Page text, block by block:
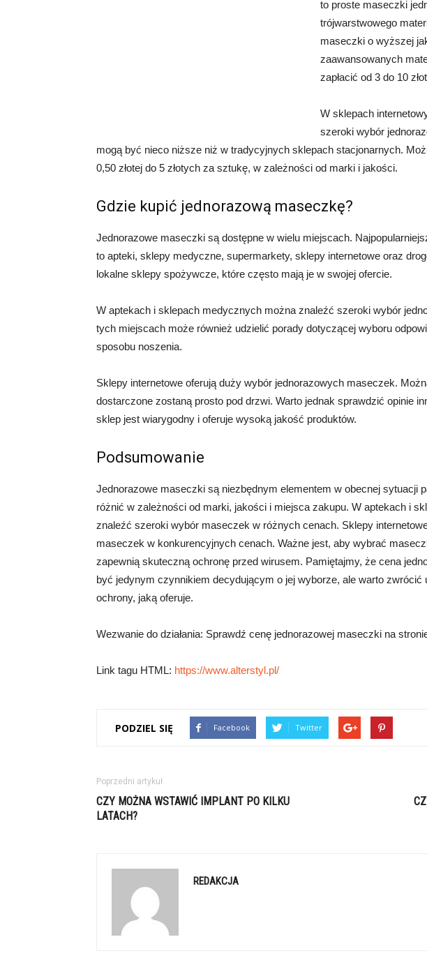
to proste maseczki
trójwarstwowego
maseczki o wyższej
zaawansowanych
zapłacić od 3 do 10
W sklepach
szeroki wybór
mogą być nieco niższe niż w tradycyjnych sklepach stacjonarnych.
0,50 złotej do 5 złotych za sztukę, w zależności od marki i jakości.
Gdzie kupić jednorazową maseczkę?
Jednorazowe maseczki są dostępne w wielu miejscach.
to apteki, sklepy medyczne, supermarkety, sklepy internetowe oraz
lokalne sklepy spożywcze, które często mają je w swojej ofercie.
W aptekach i sklepach medycznych można znaleźć szeroki wybór
tych miejscach może również udzielić porady dotyczącej wyboru
sposobu noszenia.
Sklepy internetowe oferują duży wybór jednorazowych maseczek.
dostarczone zostaną prosto pod drzwi. Warto jednak sprawdzić opinie
sklep jest wiarygodny i oferuje wysoką jakość produktów.
Podsumowanie
Jednorazowe maseczki są niezbędnym elementem w obecnej sytuacji
różnić w zależności od marki, jakości i miejsca zakupu. W aptekach i
znaleźć szeroki wybór maseczek w różnych cenach. Sklepy
maseczek w konkurencyjnych cenach. Ważne jest, aby wybrać
zapewnią skuteczną ochronę przed wirusem. Pamiętajmy, że cena
być jedynym czynnikiem decydującym o jej wyborze, ale warto zwrócić
ochrony, jaką oferuje.
Wezwanie do działania: Sprawdź cenę jednorazowej maseczki na
Link tagu HTML: https://www.alterstyl.pl/
PODZIEL SIĘ Facebook Twitter
Poprzedni artykuł
CZY MOŻNA WSTAWIĆ IMPLANT PO KILKU
LATACH?
REDAKCJA